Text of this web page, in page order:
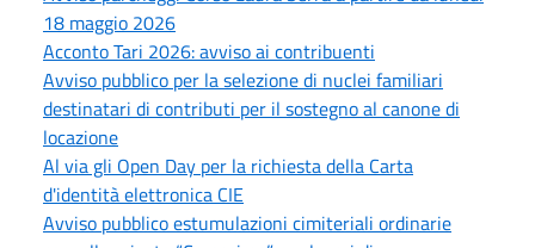
18 maggio 2026
Acconto Tari 2026: avviso ai contribuenti
Avviso pubblico per la selezione di nuclei familiari
destinatari di contributi per il sostegno al canone di
locazione
Al via gli Open Day per la richiesta della Carta
d'identità elettronica CIE
Avviso pubblico estumulazioni cimiteriali ordinarie